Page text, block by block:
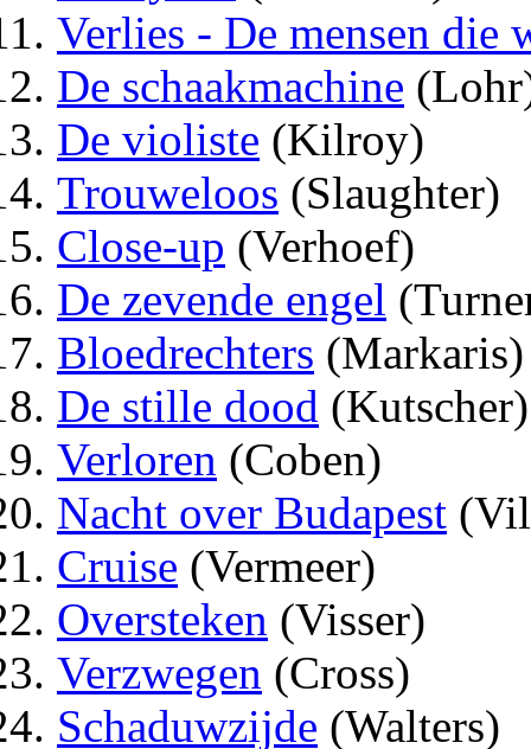
Verlies - De mensen die
De schaakmachine
De violiste (Kilroy)
Trouweloos (Slaughter)
Close-up (Verhoef)
De zevende engel
Bloedrechters (Markaris)
De stille dood (Kutscher)
Verloren (Coben)
Nacht over Budapest
Cruise (Vermeer)
Oversteken (Visser)
Verzwegen (Cross)
Schaduwzijde (Walters)